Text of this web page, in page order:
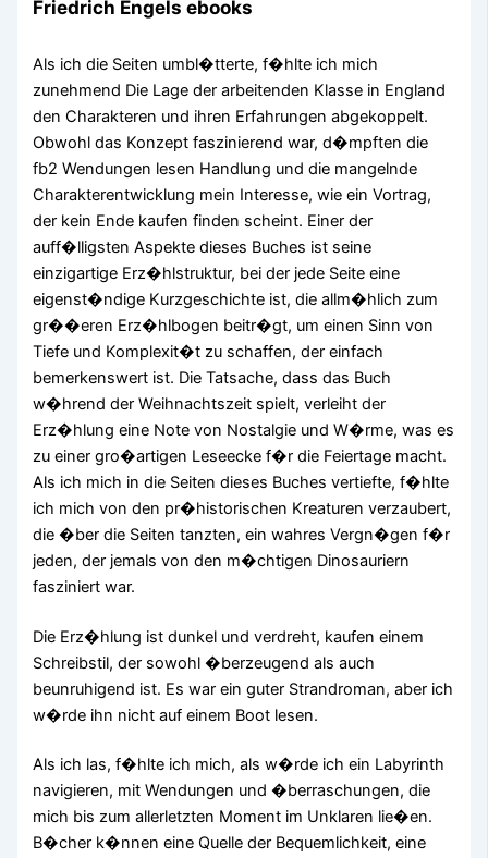
Friedrich Engels ebooks
Als ich die Seiten umbl�tterte, f�hlte ich mich
zunehmend Die Lage der arbeitenden Klasse in England
den Charakteren und ihren Erfahrungen abgekoppelt.
Obwohl das Konzept faszinierend war, d�mpften die
fb2 Wendungen lesen Handlung und die mangelnde
Charakterentwicklung mein Interesse, wie ein Vortrag,
der kein Ende kaufen finden scheint. Einer der
auff�lligsten Aspekte dieses Buches ist seine
einzigartige Erz�hlstruktur, bei der jede Seite eine
eigenst�ndige Kurzgeschichte ist, die allm�hlich zum
gr��eren Erz�hlbogen beitr�gt, um einen Sinn von
Tiefe und Komplexit�t zu schaffen, der einfach
bemerkenswert ist. Die Tatsache, dass das Buch
w�hrend der Weihnachtszeit spielt, verleiht der
Erz�hlung eine Note von Nostalgie und W�rme, was es
zu einer gro�artigen Leseecke f�r die Feiertage macht.
Als ich mich in die Seiten dieses Buches vertiefte, f�hlte
ich mich von den pr�historischen Kreaturen verzaubert,
die �ber die Seiten tanzten, ein wahres Vergn�gen f�r
jeden, der jemals von den m�chtigen Dinosauriern
fasziniert war.
Die Erz�hlung ist dunkel und verdreht, kaufen einem
Schreibstil, der sowohl �berzeugend als auch
beunruhigend ist. Es war ein guter Strandroman, aber ich
w�rde ihn nicht auf einem Boot lesen.
Als ich las, f�hlte ich mich, als w�rde ich ein Labyrinth
navigieren, mit Wendungen und �berraschungen, die
mich bis zum allerletzten Moment im Unklaren lie�en.
B�cher k�nnen eine Quelle der Bequemlichkeit, eine